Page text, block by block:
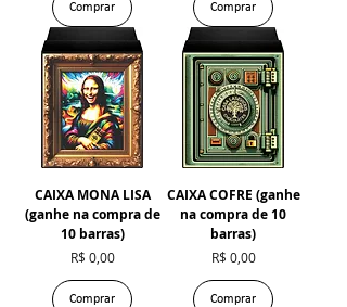
Comprar Comprar
CAIXA MONA LISA
(ganhe na compra de
10 barras)
Preço
R$ 0,00
Comprar
CAIXA COFRE (ganhe
na compra de 10
barras)
Preço
R$ 0,00
Comprar